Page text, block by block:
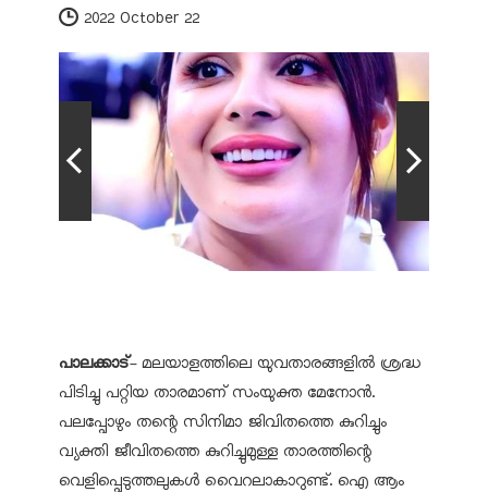
2022 October 22
പാലക്കാട്- മലയാളത്തിലെ യുവതാരങ്ങളില്‍ ശ്രദ്ധ
പിടിച്ചു പറ്റിയ താരമാണ് സംയുക്ത മേനോന്‍.
പലപ്പോഴും തന്റെ സിനിമാ ജിവിതത്തെ കുറിച്ചും
വ്യക്തി ജീവിതത്തെ കുറിച്ചുമുള്ള താരത്തിന്റെ
വെളിപ്പെടുത്തലുകള്‍ വൈറലാകാറുണ്ട്. ഐ ആം